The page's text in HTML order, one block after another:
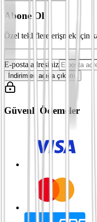
Abone Ol
Özel tekliflere erişmek için
E-posta adresiniz
İndirimleri açığa çıkarın
Güvenli Ödemeler